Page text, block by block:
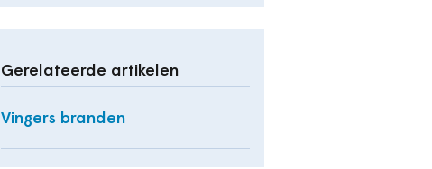
Gerelateerde artikelen
Vingers branden